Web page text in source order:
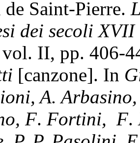
Saint-Pierre.
dei secoli
vol. II, pp. 406-
[canzone]. In
A.
F. Fortini, F.